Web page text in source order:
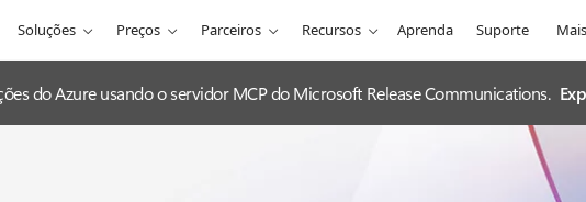
Soluções Preços Parceiros Recursos Aprenda Suporte Mais
do Azure usando o servidor MCP do Microsoft Release Communications.